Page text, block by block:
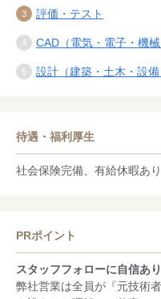
評価・テスト
CAD（電気・電子・機械
設計（建築・土木・設備
待遇・福利厚生
社会保険完備、有給休暇あり
PRポイント
スタッフフォローに自信あり
弊社営業は全員が『元技術